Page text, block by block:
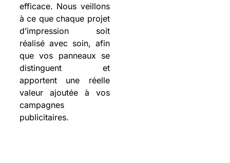
efficace. Nous veillons
à ce que chaque projet
d’impression soit
réalisé avec soin, afin
que vos panneaux se
distinguent et
apportent une réelle
valeur ajoutée à vos
campagnes
publicitaires.